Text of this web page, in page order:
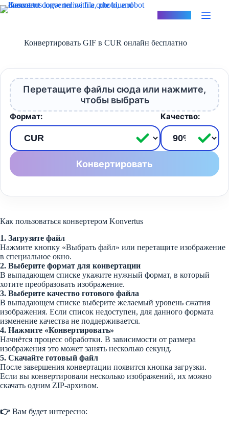
Перейти
к
Конвертировать GIF в CUR онлайн бесплатно
Перетащите файлы сюда или нажмите,
чтобы выбрать
Формат: Качество:
Конвертировать
Как пользоваться конвертером Konvertus
1. Загрузите файл
Нажмите кнопку «Выбрать файл» или перетащите изображение
в специальное окно.
2. Выберите формат для конвертации
В выпадающем списке укажите нужный формат, в который
хотите преобразовать изображение.
3. Выберите качество готового файла
В выпадающем списке выберите желаемый уровень сжатия
изображения. Если список недоступен, для данного формата
изменение качества не поддерживается.
4. Нажмите «Конвертировать»
Начнётся процесс обработки. В зависимости от размера
изображения это может занять несколько секунд.
5. Скачайте готовый файл
После завершения конвертации появится кнопка загрузки.
Если вы конвертировали несколько изображений, их можно
скачать одним ZIP-архивом.
👉 Вам будет интересно: